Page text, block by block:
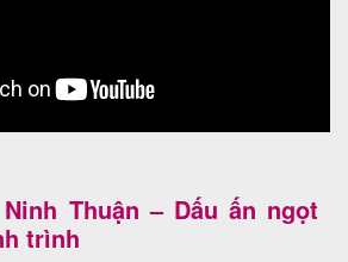
Thuận – Dấu ấn ngọt
trình